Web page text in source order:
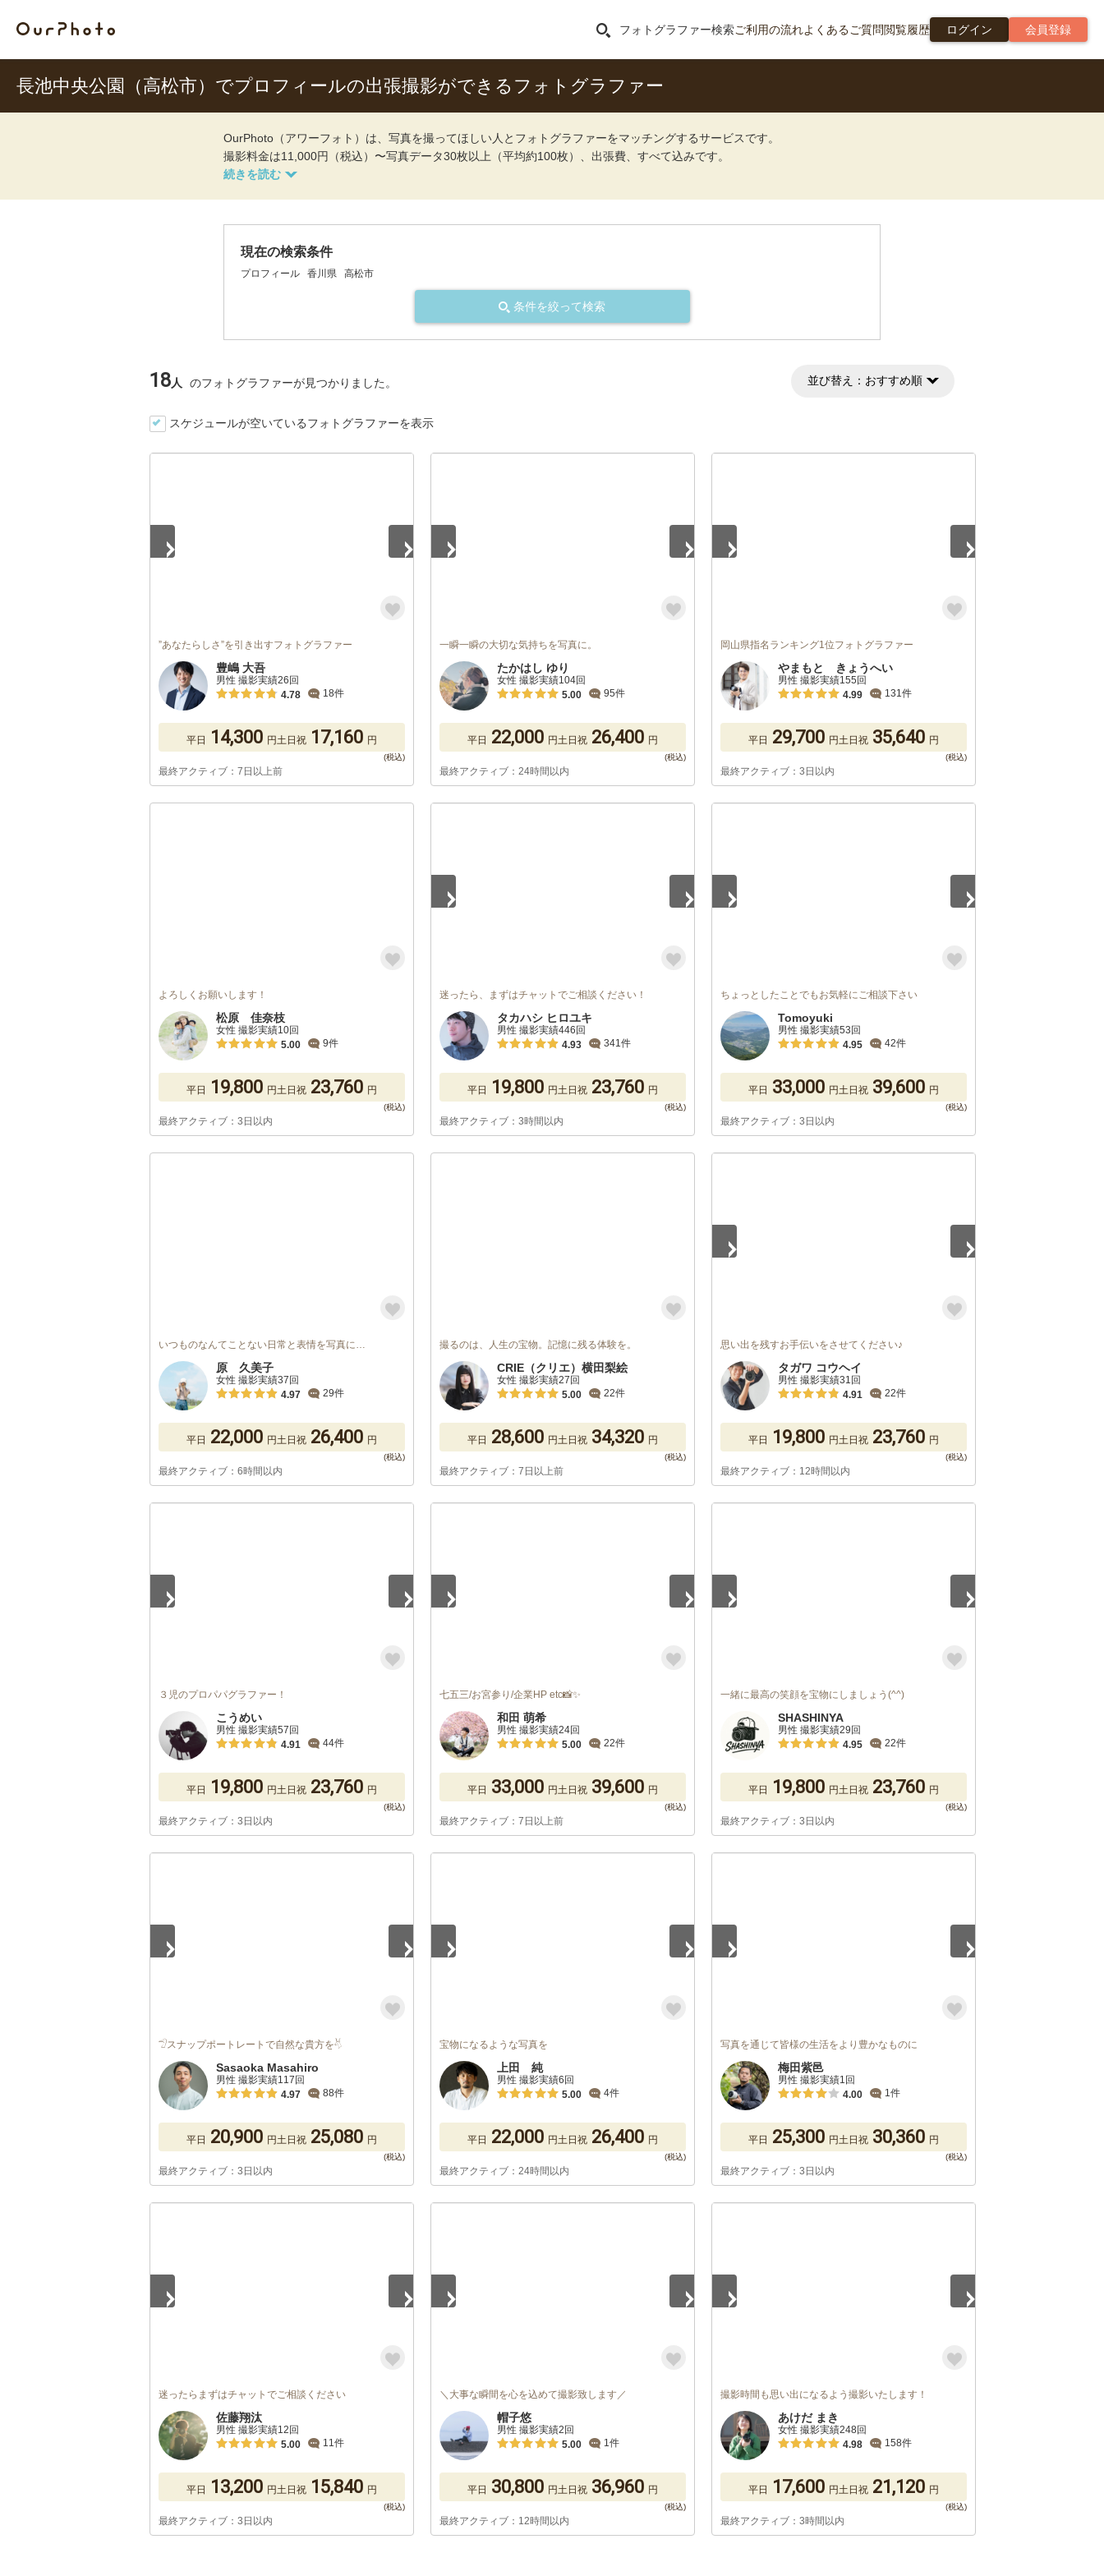
フォトグラファー検索ご利用の流れよくあるご質問閲覧履歴 ログイン 会員登録
長池中央公園（高松市）でプロフィールの出張撮影ができるフォトグラファー
OurPhoto（アワーフォト）は、写真を撮ってほしい人とフォトグラファーをマッチングするサービスです。
撮影料金は11,000円（税込）〜写真データ30枚以上（平均約100枚）、出張費、すべて込みです。
現在の検索条件
プロフィール 香川県 高松市
条件を絞って検索
18人 のフォトグラファーが見つかりました。 並び替え： おすすめ順
スケジュールが空いているフォトグラファーを表示
”あなたらしさ”を引き出すフォトグラファー
豊嶋 大吾
男性 撮影実績26回
4.78
18件
平日 14,300 円土日祝 17,160 円
最終アクティブ：7日以上前
一瞬一瞬の大切な気持ちを写真に。
たかはし ゆり
女性 撮影実績104回
5.00
95件
平日 22,000 円土日祝 26,400 円
最終アクティブ：24時間以内
岡山県指名ランキング1位フォトグラファー
やまもと きょうへい
男性 撮影実績155回
4.99
131件
平日 29,700 円土日祝 35,640 円
最終アクティブ：3日以内
よろしくお願いします！
松原 佳奈枝
女性 撮影実績10回
5.00
9件
平日 19,800 円土日祝 23,760 円
最終アクティブ：3日以内
迷ったら、まずはチャットでご相談ください！
タカハシ ヒロユキ
男性 撮影実績446回
4.93
341件
平日 19,800 円土日祝 23,760 円
最終アクティブ：3時間以内
ちょっとしたことでもお気軽にご相談下さい
Tomoyuki
男性 撮影実績53回
4.95
42件
平日 33,000 円土日祝 39,600 円
最終アクティブ：3日以内
いつものなんてことない日常と表情を写真に…
原 久美子
女性 撮影実績37回
4.97
29件
平日 22,000 円土日祝 26,400 円
最終アクティブ：6時間以内
撮るのは、人生の宝物。記憶に残る体験を。
CRIE（クリエ）横田梨絵
女性 撮影実績27回
5.00
22件
平日 28,600 円土日祝 34,320 円
最終アクティブ：7日以上前
思い出を残すお手伝いをさせてください♪
タガワ コウヘイ
男性 撮影実績31回
4.91
22件
平日 19,800 円土日祝 23,760 円
最終アクティブ：12時間以内
３児のプロパパグラファー！
こうめい
男性 撮影実績57回
4.91
44件
平日 19,800 円土日祝 23,760 円
最終アクティブ：3日以内
七五三/お宮参り/企業HP etc📸✨
和田 萌希
男性 撮影実績24回
5.00
22件
平日 33,000 円土日祝 39,600 円
最終アクティブ：7日以上前
一緒に最高の笑顔を宝物にしましょう(^^)
SHASHINYA
男性 撮影実績29回
4.95
22件
平日 19,800 円土日祝 23,760 円
最終アクティブ：3日以内
𓅿スナップポートレートで自然な貴方を𓄃
Sasaoka Masahiro
男性 撮影実績117回
4.97
88件
平日 20,900 円土日祝 25,080 円
最終アクティブ：3日以内
宝物になるような写真を
上田 純
男性 撮影実績6回
5.00
4件
平日 22,000 円土日祝 26,400 円
最終アクティブ：24時間以内
写真を通じて皆様の生活をより豊かなものに
梅田紫邑
男性 撮影実績1回
4.00
1件
平日 25,300 円土日祝 30,360 円
最終アクティブ：3日以内
迷ったらまずはチャットでご相談ください
佐藤翔汰
男性 撮影実績12回
5.00
11件
平日 13,200 円土日祝 15,840 円
最終アクティブ：3日以内
＼大事な瞬間を心を込めて撮影致します／
帽子悠
男性 撮影実績2回
5.00
1件
平日 30,800 円土日祝 36,960 円
最終アクティブ：12時間以内
撮影時間も思い出になるよう撮影いたします！
あけだ まき
女性 撮影実績248回
4.98
158件
平日 17,600 円土日祝 21,120 円
最終アクティブ：3時間以内